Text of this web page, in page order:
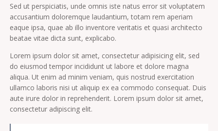
Sed ut perspiciatis, unde omnis iste natus error sit voluptatem
accusantium doloremque laudantium, totam rem aperiam
eaque ipsa, quae ab illo inventore veritatis et quasi architecto
beatae vitae dicta sunt, explicabo.
Lorem ipsum dolor sit amet, consectetur adipisicing elit, sed
do eiusmod tempor incididunt ut labore et dolore magna
aliqua. Ut enim ad minim veniam, quis nostrud exercitation
ullamco laboris nisi ut aliquip ex ea commodo consequat. Duis
aute irure dolor in reprehenderit. Lorem ipsum dolor sit amet,
consectetur adipiscing elit.